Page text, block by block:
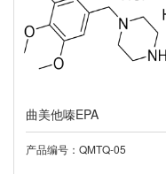
022酮洛芬
023帕诺司琼
024普拉洛芬
025利奈唑胺
曲美他嗪EPA
产品编号：QMTQ-05